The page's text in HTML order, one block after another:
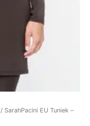
/ SarahPacini EU Tuniek –